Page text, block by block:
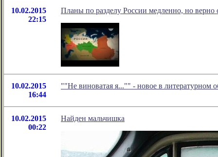
10.02.2015
22:15
Планы по разделу России медленно, но верно
10.02.2015
16:44
""Не виноватая я..."" - новое в литературном
10.02.2015
00:22
Найден мальчишка